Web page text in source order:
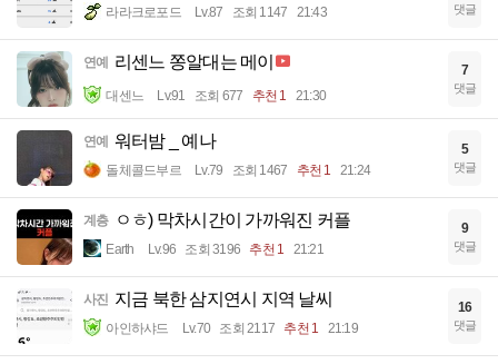
라라크로포드 Lv.87 조회 1147 21:43 댓글
연예 리센느 쫑알대는 메이
대센느 Lv.91 조회 677 추천 1 21:30
7
댓글
연예 워터밤 _ 예나
돌체콜드부르 Lv.79 조회 1467 추천 1 21:24
5
댓글
계층 ㅇㅎ) 막차시간이 가까워진 커플
Earth Lv.96 조회 3196 추천 1 21:21
9
댓글
사진 지금 북한 삼지연시 지역 날씨
아인하샤드 Lv.70 조회 2117 추천 1 21:19
16
댓글